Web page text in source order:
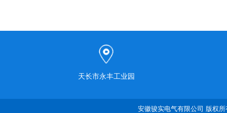
天长市永丰工业园
安徽骏实电气有限公司 版权